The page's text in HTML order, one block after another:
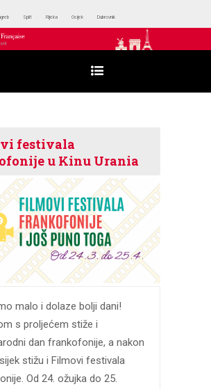
Split Rijeka Osijek Dubrovnik
festivala
u Kinu Urania
malo i dolaze bolji dani!
s proljećem stiže i
dan frankofonije, a nakon
stižu i Filmovi festivala
Od 24. ožujka do 25.